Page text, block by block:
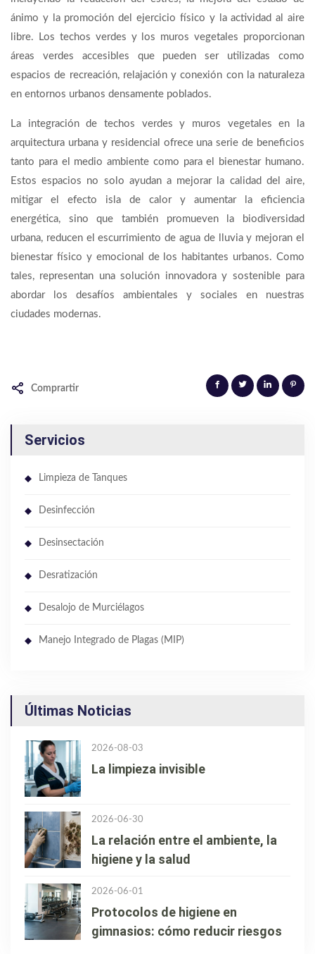
ánimo y la promoción del ejercicio físico y la actividad al aire
libre. Los techos verdes y los muros vegetales proporcionan
áreas verdes accesibles que pueden ser utilizadas como
espacios de recreación, relajación y conexión con la naturaleza
en entornos urbanos densamente poblados.
La integración de techos verdes y muros vegetales en la
arquitectura urbana y residencial ofrece una serie de beneficios
tanto para el medio ambiente como para el bienestar humano.
Estos espacios no solo ayudan a mejorar la calidad del aire,
mitigar el efecto isla de calor y aumentar la eficiencia
energética, sino que también promueven la biodiversidad
urbana, reducen el escurrimiento de agua de lluvia y mejoran el
bienestar físico y emocional de los habitantes urbanos. Como
tales, representan una solución innovadora y sostenible para
abordar los desafíos ambientales y sociales en nuestras
ciudades modernas.
Comprartir
Servicios
Limpieza de Tanques
Desinfección
Desinsectación
Desratización
Desalojo de Murciélagos
Manejo Integrado de Plagas (MIP)
Últimas Noticias
2026-08-03
La limpieza invisible
2026-06-30
La relación entre el ambiente, la
higiene y la salud
2026-06-01
Protocolos de higiene en
gimnasios: cómo reducir riesgos